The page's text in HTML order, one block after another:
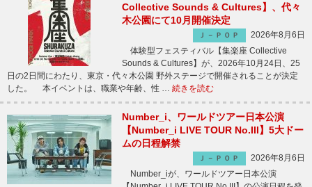
Collective Sounds & Cultures】、代々
木公園にて10月開催決定
Ｊ－ＰＯＰ
2026年8月6日
体験型フェスティバル【集楽座 Collective
Sounds & Cultures】が、2026年10月24日、25
日の2日間にわたり、東京・代々木公園 野外ステージで開催されることが決定
した。 本イベントは、職業や年齢、性 … 続きを読む
Number_i、ワールドツアー日本公演
【Number_i LIVE TOUR No.III】5大ドー
ムの日程解禁
Ｊ－ＰＯＰ
2026年8月6日
Number_iが、ワールドツアー日本公演